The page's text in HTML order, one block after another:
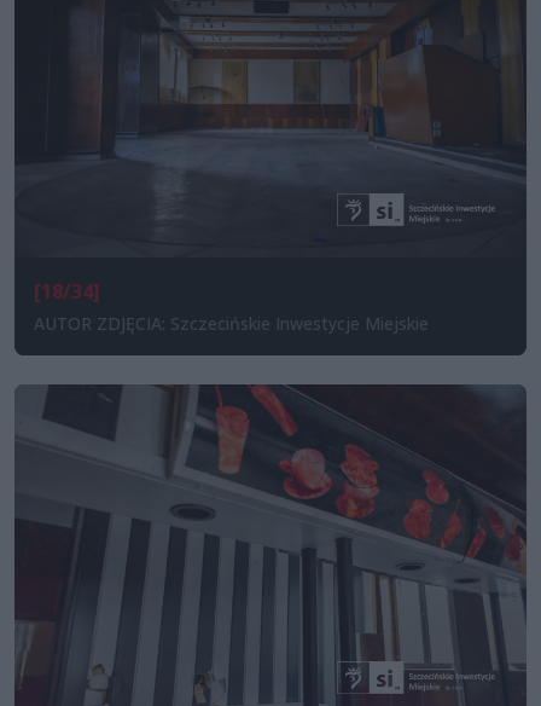
[18/34]
AUTOR ZDJĘCIA: Szczecińskie Inwestycje Miejskie